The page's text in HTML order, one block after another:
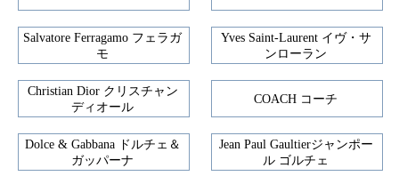
Salvatore Ferragamo フェラガ
モ
Yves Saint-Laurent イヴ・サ
ンローラン
Christian Dior クリスチャン
ディオール
COACH コーチ
Dolce & Gabbana ドルチェ＆
ガッパーナ
Jean Paul Gaultierジャンポー
ル ゴルチェ